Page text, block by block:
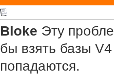
Bloke Эту
бы взять базы
попадаются.